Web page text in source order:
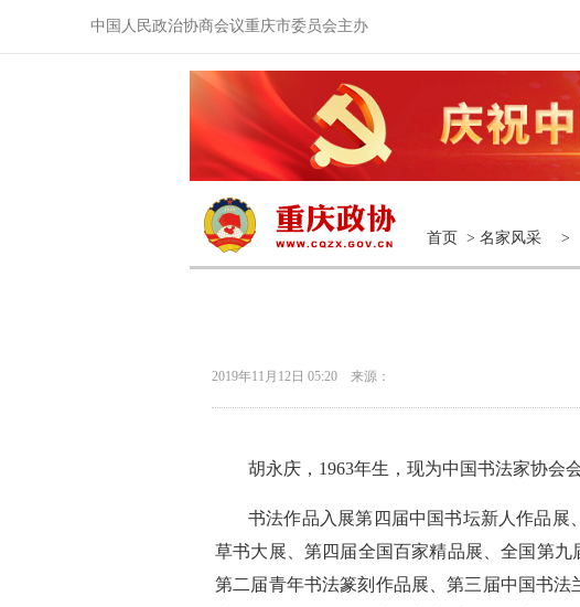
中国人民政治协商会议重庆市委员会主办
首页 > 名家风采 >
2019年11月12日 05:20 来源：
胡永庆，1963年生，现为中国书法家协会
书法作品入展第四届中国书坛新人作品
草书大展、第四届全国百家精品展、全国第
第二届青年书法篆刻作品展、第三届中国书